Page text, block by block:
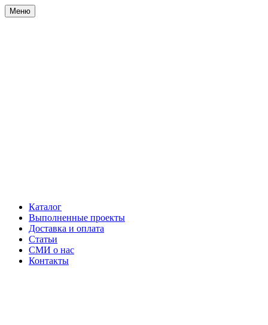
Меню
Каталог
Выполненные проекты
Доставка и оплата
Статьи
СМИ о нас
Контакты